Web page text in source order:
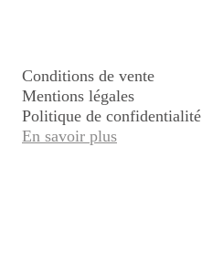
Conditions de vente
Mentions légales
Politique de confidentialité
En savoir plus